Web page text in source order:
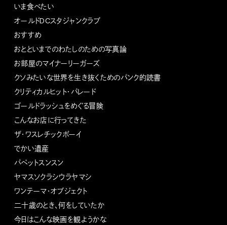
いま食べたい
オールドDCスタジャンクラブ
おすすめ
おとといまでのわたしのための写真論
お部屋のマイナーリーガーズ
クソみたいな世界を生き抜くためのパンク的読書
クリティカルヒット・パレード
ゴールドラッシュをめぐる冒険
こんなお店に行ってきた
ザ・ワスレチックボーイ
でかい遺産
パペットスンスン
ヤマスソクラシウラヤマシ
ワンテーマ・オブジェクト
二十歳のとき、何をしていたか
今日はこんな映画を観ようかな